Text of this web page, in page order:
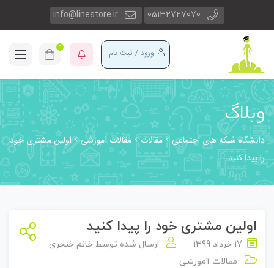
05132727070
info@linestore.ir
ورود / ثبت نام 0
وبلاگ
دانشگاه شبکه های اجتماعی مقالات مقالات آموزشی
اولین مشتری خود
را پیدا کنید
اولین مشتری خود را پیدا کنید
17 خرداد 1399 ارسال شده توسط خانم خنجری
مقالات آموزشی